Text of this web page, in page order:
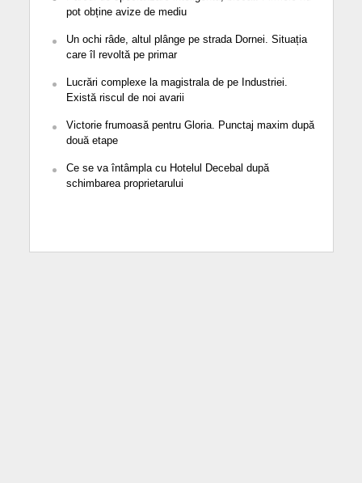
pot obține avize de mediu
Un ochi râde, altul plânge pe strada Dornei. Situația
care îl revoltă pe primar
Lucrări complexe la magistrala de pe Industriei.
Există riscul de noi avarii
Victorie frumoasă pentru Gloria. Punctaj maxim după
două etape
Ce se va întâmpla cu Hotelul Decebal după
schimbarea proprietarului